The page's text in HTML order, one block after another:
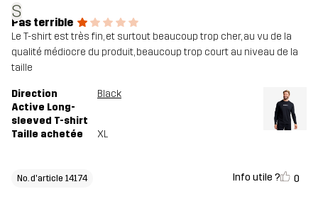
S
Pas terrible
Le T-shirt est très fin, et surtout beaucoup trop cher, au vu de la
qualité médiocre du produit, beaucoup trop court au niveau de la
taille
Direction
Active Long-
sleeved T-shirt
Black
Taille achetée XL
No. d'article 14174 Info utile ? 0